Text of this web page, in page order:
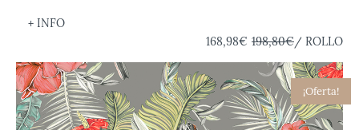
+ INFO
168,98€ 198,80€/ ROLLO
¡Oferta!